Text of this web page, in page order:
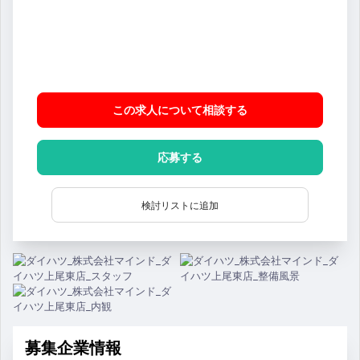
この求人について相談する
応募する
検討リストに追加
募集企業情報